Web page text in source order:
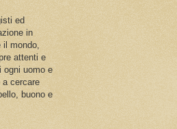
ed
in
il mondo,
attenti e
ogni uomo e
a cercare
buono e